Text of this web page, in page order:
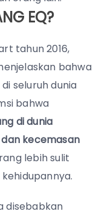
EQ?
tahun 2016,
bahwa
seluruh dunia
bahwa
di dunia
kecemasan
lebih sulit
disebabkan